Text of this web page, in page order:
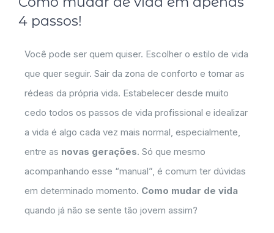
4 passos!
Você pode ser quem quiser. Escolher o estilo de vida
que quer seguir. Sair da zona de conforto e tomar as
rédeas da própria vida. Estabelecer desde muito
cedo todos os passos de vida profissional e idealizar
a vida é algo cada vez mais normal, especialmente,
entre as novas gerações. Só que mesmo
acompanhando esse “manual”, é comum ter dúvidas
em determinado momento. Como mudar de vida
quando já não se sente tão jovem assim?